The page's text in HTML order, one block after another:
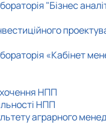
"Бізнес
«Кабінет
НПП
НПП
аграрного